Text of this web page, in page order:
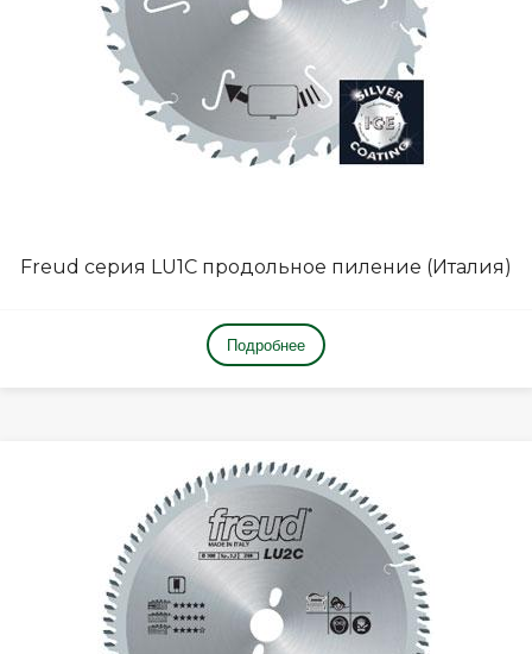
Freud серия LU1C продольное пиление (Италия)
Подробнее